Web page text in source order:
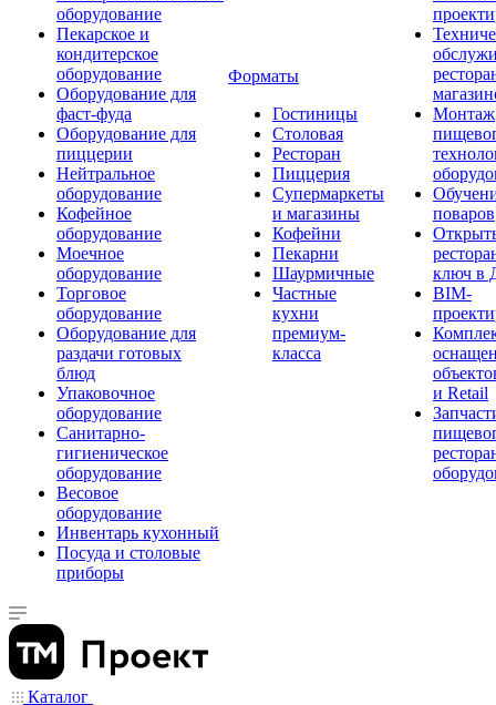
оборудование
Пекарское и
кондитерское
оборудование
Оборудование для
фаст-фуда
Оборудование для
пиццерии
Нейтральное
оборудование
Кофейное
оборудование
Моечное
оборудование
Торговое
оборудование
Оборудование для
раздачи готовых
блюд
Упаковочное
оборудование
Санитарно-
гигиеническое
оборудование
Весовое
оборудование
Инвентарь кухонный
Посуда и столовые
приборы
Форматы
Гостиницы
Столовая
Ресторан
Пиццерия
Супермаркеты
и магазины
Кофейни
Пекарни
Шаурмичные
Частные
кухни
премиум-
класса
Монтаж
поваров
ключ в
BIM-
и Retail
Каталог